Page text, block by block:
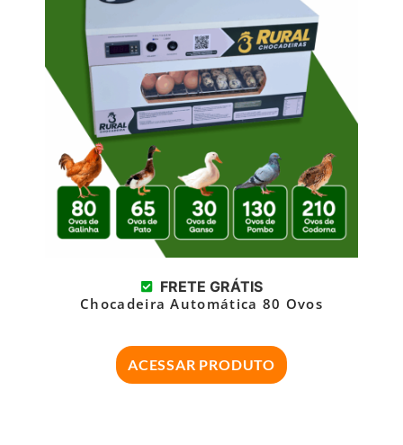
FRETE GRÁTIS
Chocadeira Automática 80 Ovos
ACESSAR PRODUTO